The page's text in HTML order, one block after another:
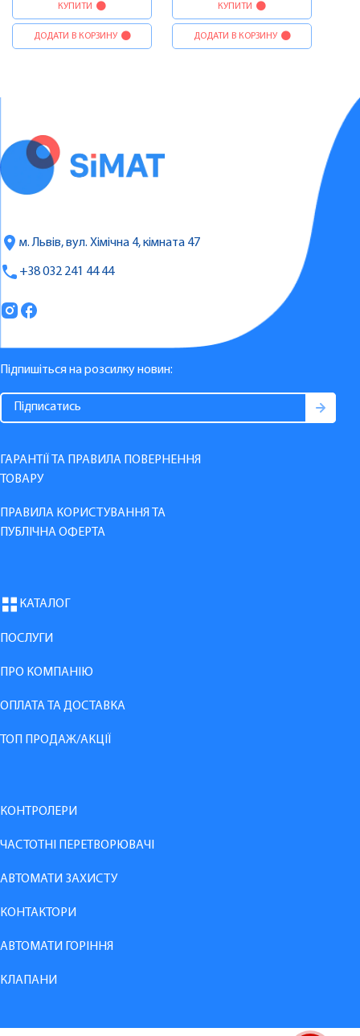
КУПИТИ
ДОДАТИ В КОРЗИНУ
КУПИТИ
ДОДАТИ В КОРЗИНУ
м. Львів, вул. Хімічна 4, кімната 47
+38 032 241 44 44
Підпишіться на розсилку новин:
ГАРАНТІЇ ТА ПРАВИЛА ПОВЕРНЕННЯ
ТОВАРУ
ПРАВИЛА КОРИСТУВАННЯ ТА
ПУБЛІЧНА ОФЕРТА
КАТАЛОГ
ПОСЛУГИ
ПРО КОМПАНІЮ
ОПЛАТА ТА ДОСТАВКА
ТОП ПРОДАЖ/АКЦІЇ
КОНТРОЛЕРИ
ЧАСТОТНІ ПЕРЕТВОРЮВАЧІ
АВТОМАТИ ЗАХИСТУ
КОНТАКТОРИ
АВТОМАТИ ГОРІННЯ
КЛАПАНИ